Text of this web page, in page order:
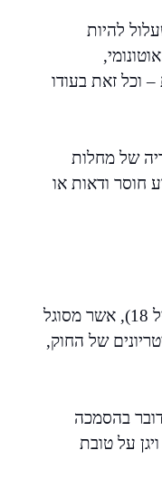
להיות
וכל זאת בעודו
של מחלות
חוסר ודאות או
לא כל אדם כשיר לערוך אפוטרופסות מתמשכת. החוק בישראל מבהיר כי רק אדם בגיר (מעל גיל 18), אשר מסוגל
של החוק,
בהסמכה
על טובת